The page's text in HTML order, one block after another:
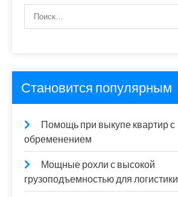
Становится популярным
Помощь при выкупе квартир с
обременением
Мощные рохли с высокой
грузоподъемностью для логистики